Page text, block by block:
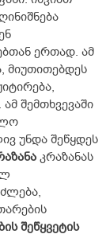
ერთად. ამ
მიუთითებდეს
შემთხვევაში
უნდა შეწყდეს
კრაზანას
შეწყვეტის